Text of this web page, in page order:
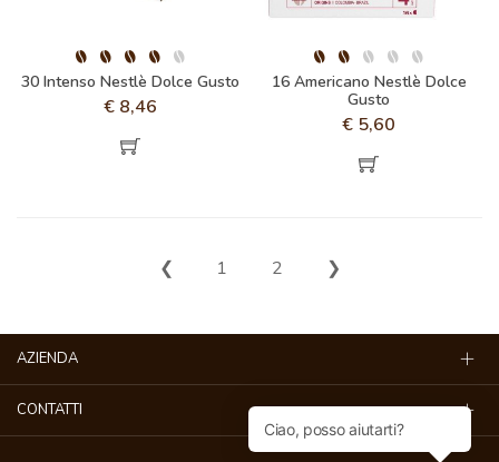
30 Intenso Nestlè Dolce Gusto
€ 8,46
16 Americano Nestlè Dolce
Gusto
€ 5,60
❮ 1 2 ❯
AZIENDA
CONTATTI